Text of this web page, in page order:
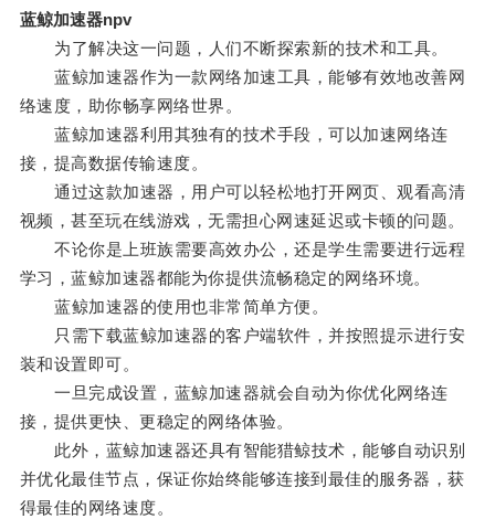
蓝鲸加速器npv
为了解决这一问题，人们不断探索新的技术和工具。
蓝鲸加速器作为一款网络加速工具，能够有效地改善网
络速度，助你畅享网络世界。
蓝鲸加速器利用其独有的技术手段，可以加速网络连
接，提高数据传输速度。
通过这款加速器，用户可以轻松地打开网页、观看高清
视频，甚至玩在线游戏，无需担心网速延迟或卡顿的问题。
不论你是上班族需要高效办公，还是学生需要进行远程
学习，蓝鲸加速器都能为你提供流畅稳定的网络环境。
蓝鲸加速器的使用也非常简单方便。
只需下载蓝鲸加速器的客户端软件，并按照提示进行安
装和设置即可。
一旦完成设置，蓝鲸加速器就会自动为你优化网络连
接，提供更快、更稳定的网络体验。
此外，蓝鲸加速器还具有智能猎鲸技术，能够自动识别
并优化最佳节点，保证你始终能够连接到最佳的服务器，获
得最佳的网络速度。